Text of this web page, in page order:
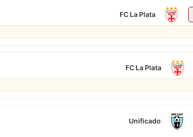
FC La Plata
FC La Plata
Unificado